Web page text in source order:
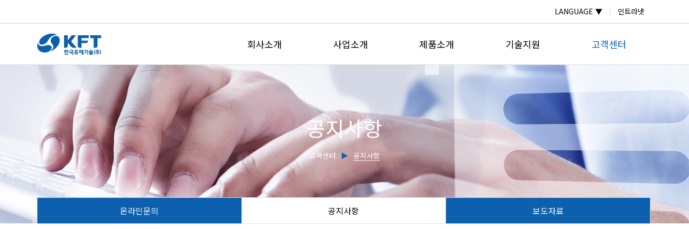
LANGUAGE ▼ 인트라넷
회사소개
인사말
인증현황
주요실적
찾아오시는길
사업소개
계측제어사업부
유량교정센터
제품소개
전자유량계
삽입형유량계
초음파유량계
초음파수위계
유량감시판넬
기술지원
자료실
자주하는질문
납품실적
고객센터
보도자료
공지사항
고객센터 ▶ 공지사항
온라인문의 공지사항 보도자료